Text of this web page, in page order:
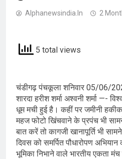
Alphanewsindia.in 2
5 total views
चंडीगढ़ पंचकूला शनिवार 05/06/
शारदा हरीश शर्मा अश्वनी शर्मा —-
धूम मची हुई है। कहीं पर जमीनी
महज फोटो खिंचवाने के प्रपंच भी
बात करें तो कागजी खानापूर्ति भी
दिवस को समर्पित पौधारोपण
भूमिका निभाने वाले भारतीय एकता